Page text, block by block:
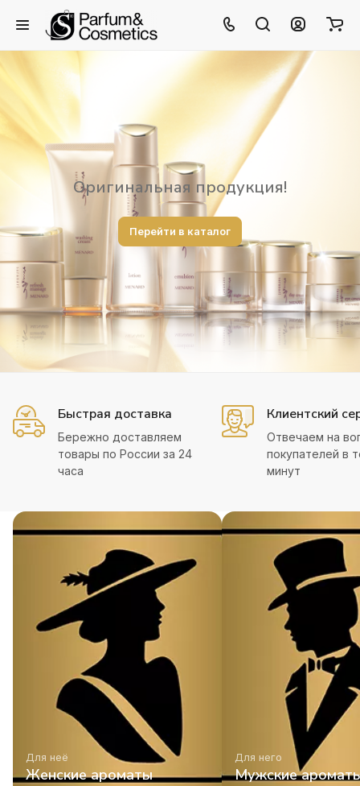
Оригинальная продукция!
Перейти в каталог
Быстрая доставка
Бережно доставляем
товары по России за 24
часа
Клиентский
Отвечаем на
покупателей в
минут
Для неё
Женские ароматы
Для него
Мужские